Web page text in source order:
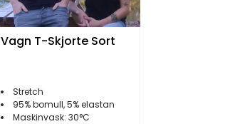
Vagn T-Skjorte Sort
Stretch
95% bomull, 5% elastan
Maskinvask: 30°C